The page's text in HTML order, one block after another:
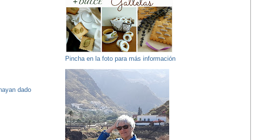
dado
Pincha en la foto para más información